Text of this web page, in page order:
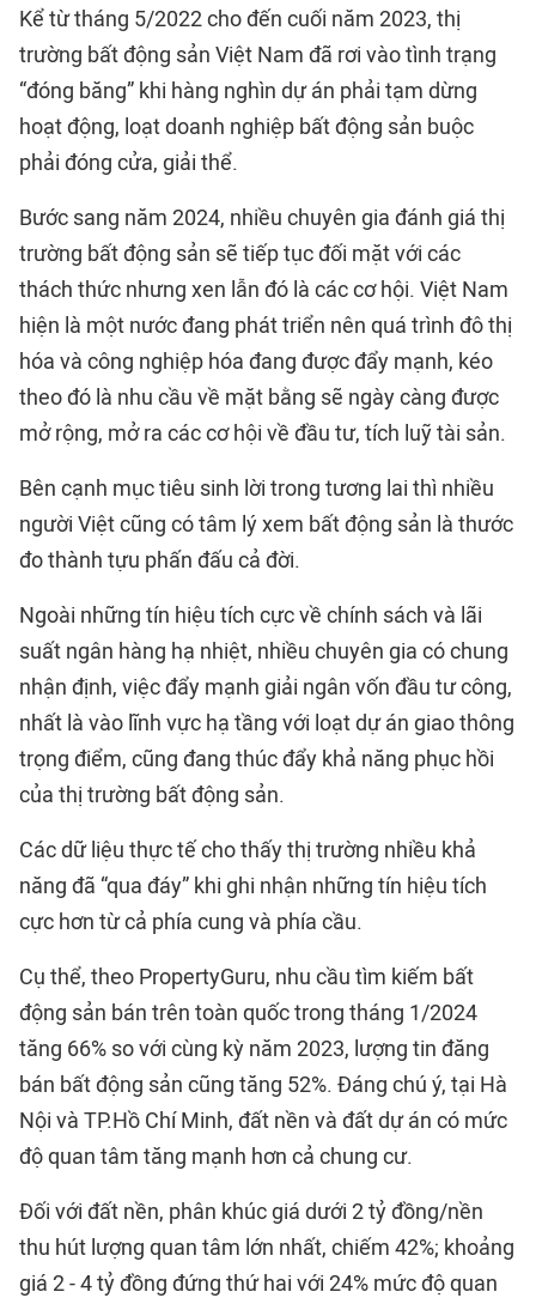
Kể từ tháng 5/2022 cho đến cuối năm 2023, thị
trường bất động sản Việt Nam đã rơi vào tình trạng
“đóng băng” khi hàng nghìn dự án phải tạm dừng
hoạt động, loạt doanh nghiệp bất động sản buộc
phải đóng cửa, giải thể.
Bước sang năm 2024, nhiều chuyên gia đánh giá thị
trường bất động sản sẽ tiếp tục đối mặt với các
thách thức nhưng xen lẫn đó là các cơ hội. Việt Nam
hiện là một nước đang phát triển nên quá trình đô thị
hóa và công nghiệp hóa đang được đẩy mạnh, kéo
theo đó là nhu cầu về mặt bằng sẽ ngày càng được
mở rộng, mở ra các cơ hội về đầu tư, tích luỹ tài sản.
Bên cạnh mục tiêu sinh lời trong tương lai thì nhiều
người Việt cũng có tâm lý xem bất động sản là thước
đo thành tựu phấn đấu cả đời.
Ngoài những tín hiệu tích cực về chính sách và lãi
suất ngân hàng hạ nhiệt, nhiều chuyên gia có chung
nhận định, việc đẩy mạnh giải ngân vốn đầu tư công,
nhất là vào lĩnh vực hạ tầng với loạt dự án giao thông
trọng điểm, cũng đang thúc đẩy khả năng phục hồi
của thị trường bất động sản.
Các dữ liệu thực tế cho thấy thị trường nhiều khả
năng đã “qua đáy” khi ghi nhận những tín hiệu tích
cực hơn từ cả phía cung và phía cầu.
Cụ thể, theo PropertyGuru, nhu cầu tìm kiếm bất
động sản bán trên toàn quốc trong tháng 1/2024
tăng 66% so với cùng kỳ năm 2023, lượng tin đăng
bán bất động sản cũng tăng 52%. Đáng chú ý, tại Hà
Nội và TP.Hồ Chí Minh, đất nền và đất dự án có mức
độ quan tâm tăng mạnh hơn cả chung cư.
Đối với đất nền, phân khúc giá dưới 2 tỷ đồng/nền
thu hút lượng quan tâm lớn nhất, chiếm 42%; khoảng
giá 2 - 4 tỷ đồng đứng thứ hai với 24% mức độ quan